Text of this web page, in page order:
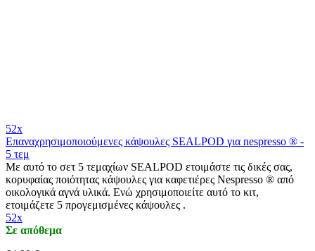
52x
Επαναχρησιμοποιούμενες κάψουλες SEALPOD για nespresso ® -
5 τεμ
Με αυτό το σετ 5 τεμαχίων SEALPOD ετοιμάστε τις δικές σας,
κορυφαίας ποιότητας κάψουλες για καφετιέρες Nespresso ® από
οικολογικά αγνά υλικά. Ενώ χρησιμοποιείτε αυτό το κιτ,
ετοιμάζετε 5 προγεμισμένες κάψουλες .
52x
Σε απόθεμα